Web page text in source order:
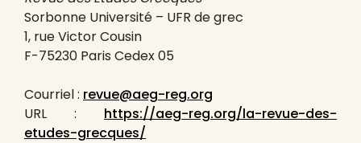
Sorbonne Université – UFR de grec
1, rue Victor Cousin
F-75230 Paris Cedex 05
Courriel : revue@aeg-reg.org
URL : https://aeg-reg.org/la-revue-des-
etudes-grecques/